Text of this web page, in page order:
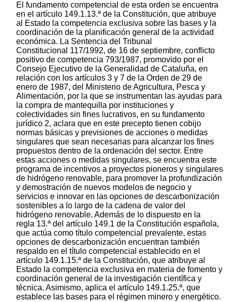
El fundamento competencial de esta orden se encuentra
en el artículo 149.1.13.ª de la Constitución, que atribuye
al Estado la competencia exclusiva sobre las bases y la
coordinación de la planificación general de la actividad
económica. La Sentencia del Tribunal
Constitucional 117/1992, de 16 de septiembre, conflicto
positivo de competencia 793/1987, promovido por el
Consejo Ejecutivo de la Generalidad de Cataluña, en
relación con los artículos 3 y 7 de la Orden de 29 de
enero de 1987, del Ministerio de Agricultura, Pesca y
Alimentación, por la que se instrumentan las ayudas para
la compra de mantequilla por instituciones y
colectividades sin fines lucrativos, en su fundamento
jurídico 2, aclara que en este precepto tienen cobijo
normas básicas y previsiones de acciones o medidas
singulares que sean necesarias para alcanzar los fines
propuestos dentro de la ordenación del sector. Entre
estas acciones o medidas singulares, se encuentra este
programa de incentivos a proyectos pioneros y singulares
de hidrógeno renovable, para promover la profundización
y demostración de nuevos modelos de negocio y
servicios e innovar en las opciones de descarbonización
sostenibles a lo largo de la cadena de valor del
hidrógeno renovable. Además de lo dispuesto en la
regla 13.ª del artículo 149.1 de la Constitución española,
que actúa como título competencial prevalente, estas
opciones de descarbonización encuentran también
respaldo en el título competencial establecido en el
artículo 149.1.15.ª de la Constitución, que atribuye al
Estado la competencia exclusiva en materia de fomento y
coordinación general de la investigación científica y
técnica. Asimismo, aplica el artículo 149.1.25.ª, que
establece las bases para el régimen minero y energético.